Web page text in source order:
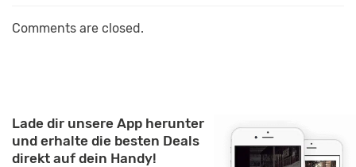
Comments are closed.
Lade dir unsere App herunter
und erhalte die besten Deals
direkt auf dein Handy!